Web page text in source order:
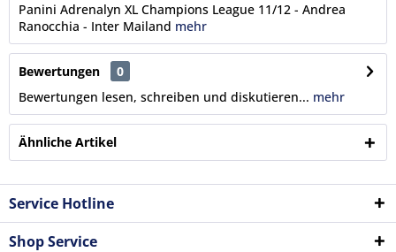
Panini Adrenalyn XL Champions League 11/12 - Andrea
Ranocchia - Inter Mailand mehr
Bewertungen
0
Bewertungen lesen, schreiben und diskutieren... mehr
Ähnliche Artikel
Service Hotline
Shop Service